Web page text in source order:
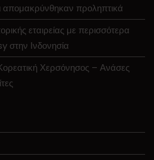
προληπτικά
εταιρείας με περισσότερα
Ινδονησία
Χερσόνησος – Ανάσες